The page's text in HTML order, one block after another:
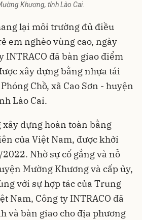
Khương, tỉnh Lào Cai.
lại môi trường đủ điều
em nghèo vùng cao, ngày
INTRACO đã bàn giao điểm
xây dựng bằng nhựa tái
Chồ, xã Cao Sơn - huyện
Lào Cai.
dựng hoàn toàn bằng
của Việt Nam, được khởi
Nhờ sự cố gắng và nỗ
Mường Khương và cấp ủy,
với sự hợp tác của Trung
Nam, Công ty INTRACO đã
và bàn giao cho địa phương